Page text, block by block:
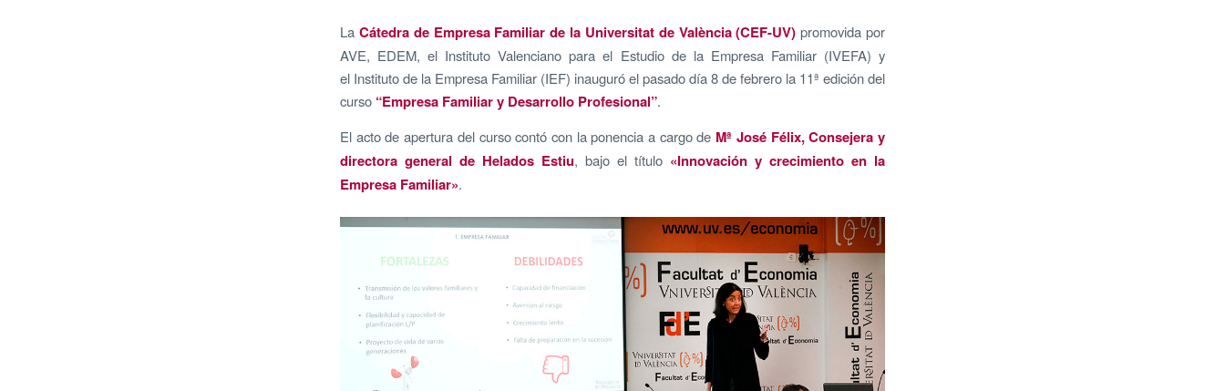
La Cátedra de Empresa Familiar de la Universitat de València (CEF-UV) promovida por
AVE, EDEM, el Instituto Valenciano para el Estudio de la Empresa Familiar (IVEFA) y
el Instituto de la Empresa Familiar (IEF) inauguró el pasado día 8 de febrero la 11ª edición del
curso “Empresa Familiar y Desarrollo Profesional”.
El acto de apertura del curso contó con la ponencia a cargo de Mª José Félix, Consejera y
directora general de Helados Estiu, bajo el título «Innovación y crecimiento en la
Empresa Familiar».